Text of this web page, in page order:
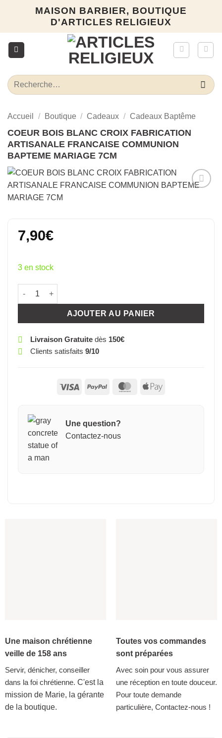
MAISON BARBIER, BOUTIQUE
D'ARTICLES RELIGIEUX
Recherche
pour :
Accueil / Boutique / Cadeaux / Cadeaux Baptême
COEUR BOIS BLANC CROIX FABRICATION
ARTISANALE FRANCAISE COMMUNION
BAPTEME MARIAGE 7CM
7,90€
3 en stock
quantité de COEUR BOIS BLANC CROIX FABRICATION
AJOUTER AU PANIER
Livraison Gratuitedès 150€
Clients satisfaits 9/10
Visa PayPal MasterCardApple
Une question?
Contactez-nous
Une maison chrétienne
veille de 158 ans
Servir, dénicher, conseiller
dans la foi chrétienne. C'est la
mission de Marie, la gérante
de la boutique.
Toutes vos commandes
sont préparées
Avec soin pour vous assurer
une réception en toute douceur.
Pour toute demande
particulière, Contactez-nous !